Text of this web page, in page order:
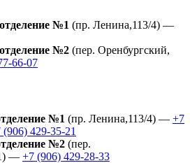
№1 (пр. Ленина,113/4) —
№2 (пер. Оренбургский,
66-07
№1 (пр. Ленина,113/4) — +7
(906) 429-35-21
№2 (пер.
— +7 (906) 429-28-33